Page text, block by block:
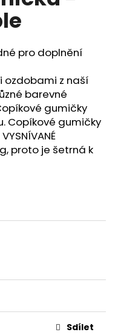
pro doplnění
ozdobami z naší
barevné
gumičky
Copíkové gumičky
proto je šetrná k
Sdílet